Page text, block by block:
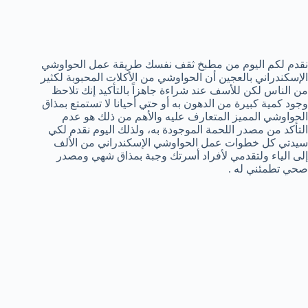
نقدم لكم اليوم من مطبخ ثقف نفسك طريقة عمل الحواوشي
الإسكندراني بالعجين أن الحواوشي من الأكلات المحبوبة لكثير
من الناس لكن للأسف عند شراءة جاهزاً بالتأكيد إنك تلاحظ
وجود كمية كبيرة من الدهون به أو حتي أحيانا لا تستمتع بمذاق
الحواوشي المميز المتعارف عليه والأهم من ذلك هو عدم
التأكد من مصدر اللحمة الموجودة به، ولذلك اليوم نقدم لكي
سيدتي كل خطوات عمل الحواوشي الإسكندراني من الألف
إلى الياء ولتقدمي لأفراد أسرتك وجبة بمذاق شهي ومصدر
صحي تطمئني له .